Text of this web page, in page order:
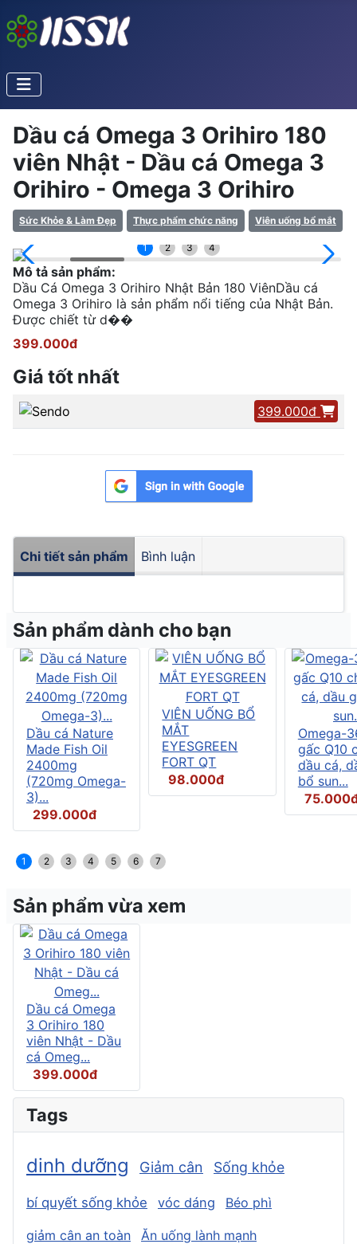
Dầu cá Omega 3 Orihiro 180
viên Nhật - Dầu cá Omega 3
Orihiro - Omega 3 Orihiro
Sức Khỏe & Làm Đẹp Thực phẩm chức năng Viên uống bổ mắt
1 2 3 4
Mô tả sản phẩm:
Dầu Cá Omega 3 Orihiro Nhật Bản 180 ViênDầu cá
Omega 3 Orihiro là sản phẩm nổi tiếng của Nhật Bản.
Được chiết từ d��
399.000đ
Giá tốt nhất
399.000đ
Chi tiết sản phẩm Bình luận
Sản phẩm dành cho bạn
Dầu cá Nature
Made Fish Oil
2400mg
(720mg Omega-
3)...
299.000đ
VIÊN UỐNG BỔ
MẮT
EYESGREEN
FORT QT
98.000đ
Omega-
gấc Q10
dầu cá,
bổ sun...
1 2 3 4 5 6 7
Sản phẩm vừa xem
Dầu cá Omega
3 Orihiro 180
viên Nhật - Dầu
cá Omeg...
399.000đ
Tags
dinh dưỡng Giảm cân Sống khỏe
bí quyết sống khỏe vóc dáng Béo phì
giảm cân an toàn
Ăn uống lành mạnh